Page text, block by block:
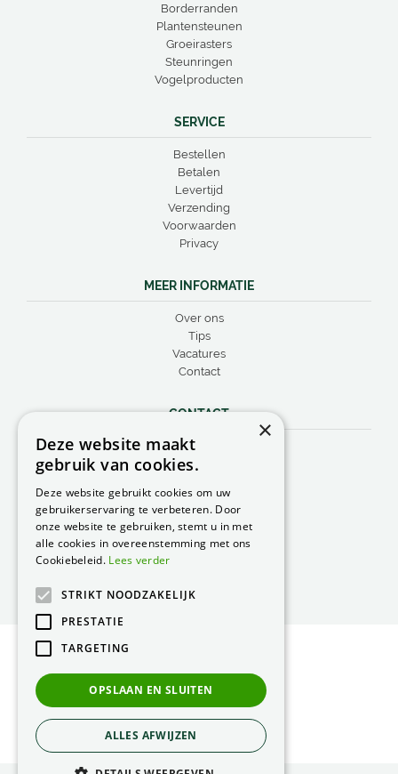
Borderranden
Plantensteunen
Groeirasters
Steunringen
Vogelproducten
SERVICE
Bestellen
Betalen
Levertijd
Verzending
Voorwaarden
Privacy
MEER INFORMATIE
Over ons
Tips
Vacatures
Contact
CONTACT
Peacock Garden Supports
Industrieweg 22
Nederland
0499 57 40 80
F. 0499 57 40 84
E.peacock@peacock.nl
Privacy Statement
Green Solutions
×
Deze website maakt
gebruik van cookies.
Deze website gebruikt cookies om uw
gebruikerservaring te verbeteren. Door
onze website te gebruiken, stemt u in met
alle cookies in overeenstemming met ons
Cookiebeleid. Lees verder
STRIKT NOODZAKELIJK
PRESTATIE
TARGETING
OPSLAAN EN SLUITEN
ALLES AFWIJZEN